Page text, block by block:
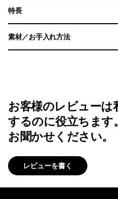
特長
素材／お手入れ方法
お客様のレビューは
するのに役立ちます
お聞かせください。
レビューを書く